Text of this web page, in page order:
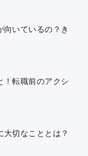
いているの？き
！転職前のアクシ
切なこととは？